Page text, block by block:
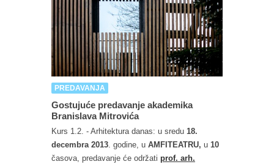
PREDAVANJA
Gostujuće predavanje akademika
Branislava Mitrovića
Kurs 1.2. - Arhitektura danas: u sredu 18.
decembra 2013 . godine, u AMFITEATRU, u 10
časova, predavanje će održati prof. arh.